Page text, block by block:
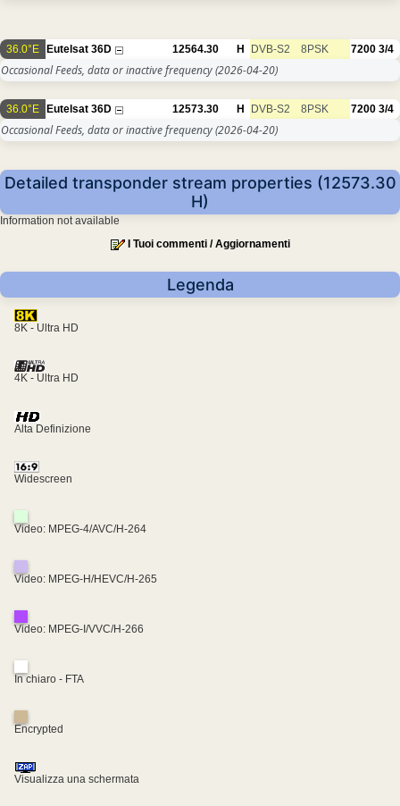
36.0°E Eutelsat 36D 12564.30 H DVB-S2 8PSK 7200 3/4
Occasional Feeds, data or inactive frequency(2026-04-20)
36.0°E Eutelsat 36D 12573.30 H DVB-S2 8PSK 7200 3/4
Occasional Feeds, data or inactive frequency(2026-04-20)
Detailed transponder stream properties (12573.30
H)
Information not available
I Tuoi commenti / Aggiornamenti
Legenda
8K - Ultra HD
4K - Ultra HD
Alta Definizione
Widescreen
Video: MPEG-4/AVC/H-264
Video: MPEG-H/HEVC/H-265
Video: MPEG-I/VVC/H-266
In chiaro - FTA
Encrypted
Visualizza una schermata